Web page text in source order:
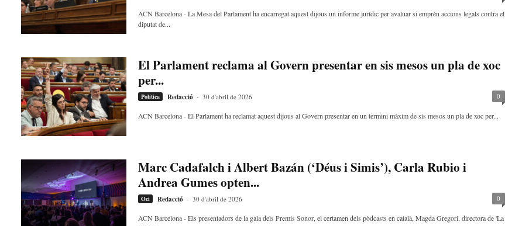
ACN Barcelona - La Mesa del Parlament ha encarregat aquest dijous un informe jurídic per avaluar si emprèn accions legals contra el
diputat de...
El Parlament reclama al Govern presentar en sis mesos un pla de xoc
per...
Política Redacció - 30 d'abril de 2026 0
ACN Barcelona - El Parlament ha reclamat aquest dijous al Govern presentar en un termini màxim de sis mesos un pla de xoc per...
Marc Cadafalch i Albert Bazán (‘Déus i Simis’), Carla Rubio i
Andrea Gumes opten...
Oci Redacció - 30 d'abril de 2026 0
ACN Barcelona - Els presentadors de la gala dels Premis Sonor, el certamen dels pòdcasts en català, Magda Gregori, directora de 'La